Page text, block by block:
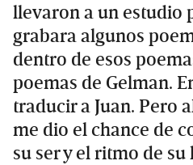
llevaron a un estudio
grabara algunos
dentro de esos
poemas de Gelman.
traducir a Juan. Pero
me dio el chance de
su ser y el ritmo de